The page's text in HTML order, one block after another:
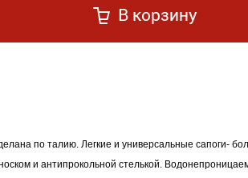
В корзину
по талию. Легкие и универсальные сапоги-
и антипрокольной стелькой.